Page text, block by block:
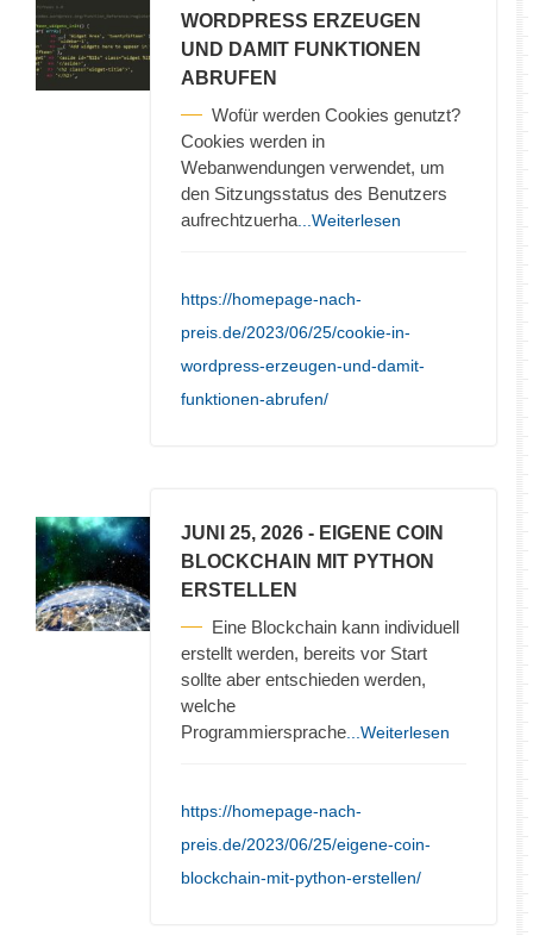
WORDPRESS ERZEUGEN
UND DAMIT FUNKTIONEN
ABRUFEN
Wofür werden Cookies genutzt?
Cookies werden in
Webanwendungen verwendet, um
den Sitzungsstatus des Benutzers
aufrechtzuerha ...Weiterlesen
https://homepage-nach-
preis.de/2023/06/25/cookie-in-
wordpress-erzeugen-und-damit-
funktionen-abrufen/
JUNI 25, 2026 - EIGENE COIN
BLOCKCHAIN MIT PYTHON
ERSTELLEN
Eine Blockchain kann individuell
erstellt werden, bereits vor Start
sollte aber entschieden werden,
welche
Programmiersprache ...Weiterlesen
https://homepage-nach-
preis.de/2023/06/25/eigene-coin-
blockchain-mit-python-erstellen/